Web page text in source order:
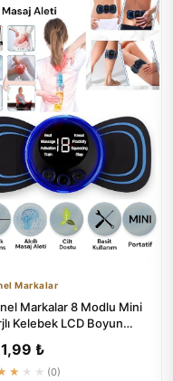
Markalar
Markalar 8 Modlu Mini
Kelebek LCD Boyun
₺
(0)